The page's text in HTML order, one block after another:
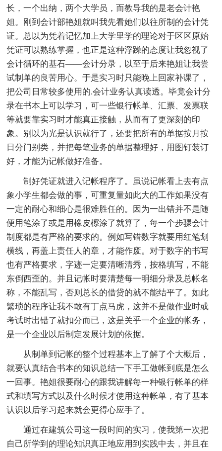
长，一个出纳，两个大学员，而教导我的是老会计艳
姐。刚到会计部艳姐就叫我先看她们以往所制的会计凭
证。总以为凭着记忆加上大学里学的理论对于区区原始
凭证可以熟练掌握，也正是这种浮躁的态度让我忽视了
会计循环的基石——会计分录，以至于后来艳姐让我尝
试制单的良苦用心。于是实习时只能晚上回家补课了，
把公司日常较多使用的.会计业务认真读透。毕竟会计分
录在书本上可以学习，可一些银行帐单、汇票、发票联
等就要靠实习时才能真正接触，从而有了更深刻的印
象。别以为光是认识就行了，还要把所有的单据按月按
日分门别类，并把每笔业务的单据整理好，用图钉装订
好，才能为记帐做好准备。
制好凭证就进入记帐程序了。虽说记帐看上去有点
象小学生都会做的事，可重复量如此大的工作如果没有
一定的耐心和细心是很难胜任的。因为一出错并不是随
便用笔涂了或是用橡皮檫涂了就算了，每一个步骤会计
制度都是有严格的要求的。例如写错数字就要用红笔划
横线，再盖上责任人的章，才能作废。对于数字的书写
也有严格要求，字迹一定要清晰清秀，按格填写，不能
东倒西歪的。并且记帐时要清楚每一明细分录及总帐名
称，不能乱写，否则总长的借贷的就不能结平了。如此
繁琐的程序让我不敢有丁点马虎，这并不是做作业时或
考试时出错了就扣分而已，这是关乎一个企业的帐务，
是一个企业以后制定发展计划的依据。
从制单到记帐的整个过程基本上了解了个大概后，
就要认真结合书本的知识总结一下手工做帐到底是怎么
一回事。艳姐很要耐心的跟我讲解每一种银行帐单的样
式和填写方式以及什么时候才使用这种帐单，有了基本
认识以后学习起来就会更得心应手了。
通过在建筑公司这一段时间的实习，使我第一次把
自己所学到的理论知识真正地应用到实践中去，并且在